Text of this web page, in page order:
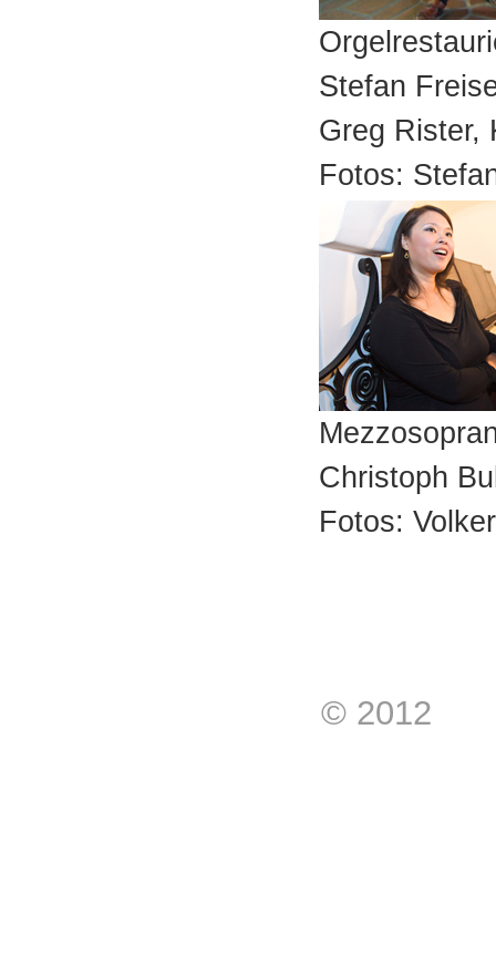
Stefan
Greg Rister,
Fotos:
Christoph
Fotos:
© 2012